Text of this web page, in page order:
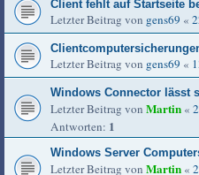
Client fehlt auf Startseite
Letzter Beitrag von gens69 «
Letzter Beitrag von gens69 «
Windows Connector lässt
Letzter Beitrag von Martin «
Antworten: 1
Windows Server
Letzter Beitrag von Martin «